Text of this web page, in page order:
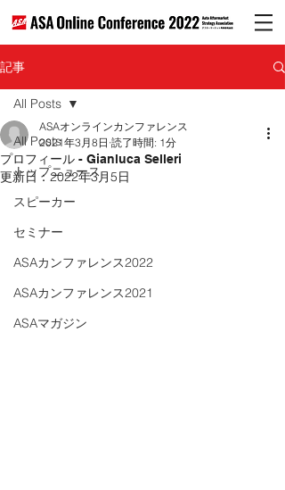
記事
All Posts
トップニュース
スピーカー
セミナー
ASAカンファレンス2022
ASAカンファレンス2021
ASAマガジン
All Posts
プロフィール - Gianluca Selleri
ASAオンラインカンファレンス
2021年3月8日 読了時間: 1分
更新日：2022年3月5日